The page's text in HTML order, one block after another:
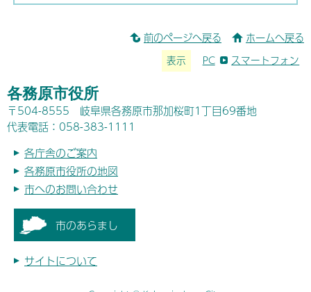
前のページへ戻る ホームへ戻る
表示 PC スマートフォン
各務原市役所
〒504-8555 岐阜県各務原市那加桜町1丁目69番地
代表電話：058-383-1111
各庁舎のご案内
各務原市役所の地図
市へのお問い合わせ
市のあらまし
サイトについて